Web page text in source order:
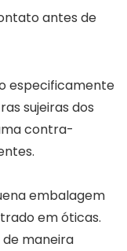
especificamente
sujeiras dos
contra-
embalagem
em óticas.
de maneira